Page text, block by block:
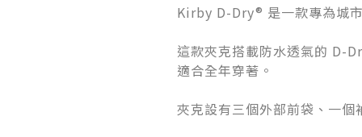
Kirby D-Dry® 是一款專為城
這款夾克搭載防水透氣的 D-
適合全年穿著。
夾克設有三個外部前袋、一